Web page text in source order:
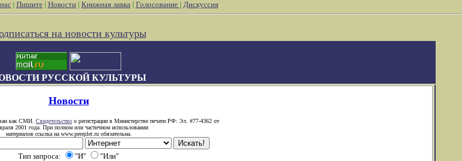
| Пишите| Новости| Книжная лавка| Голосование | Дискуссия
на новости культуры
РУССКОЙ КУЛЬТУРЫ
Новости
как СМИ. Свидетельство о регистрации в Министерстве печати РФ: Эл. #77-4362 от
2001 года. При полном или частичном использовании
материалов ссылка на www.pereplet.ru обязательна.
Тип запроса: "И" "Или"